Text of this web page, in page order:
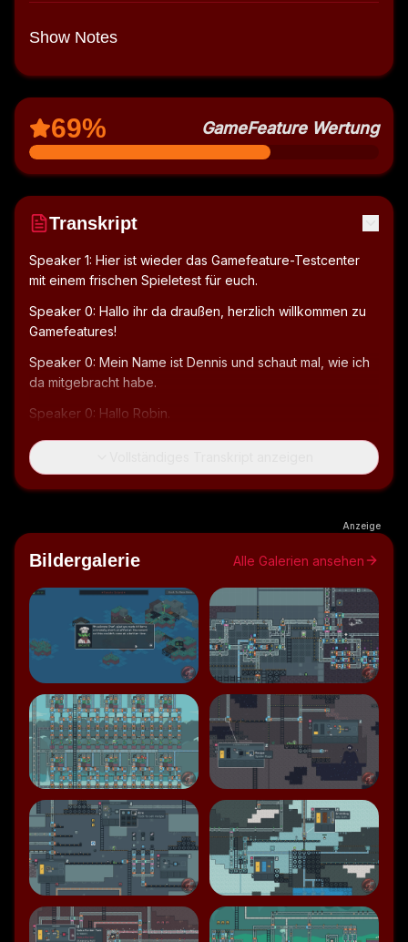
Show Notes
69% GameFeature Wertung
Transkript
Speaker 1: Hier ist wieder das Gamefeature-Testcenter
mit einem frischen Spieletest für euch.
Speaker 0: Hallo ihr da draußen, herzlich willkommen zu
Gamefeatures!
Speaker 0: Mein Name ist Dennis und schaut mal, wie ich
da mitgebracht habe.
Speaker 0: Hallo Robin.
Speaker 1: Hallo Dennis.
Speaker 1: Hallo zusammen.
Speaker 0: Also nicht, eine Simulation mitgebracht.
Speaker 0: Die nennt sich Snectorio Und wenn ich mir so
diese ersten Screenshots anschaue Dann erinnert mich
das so ein bisschen an eine Zwei-D-Pixel-Version von
Satisfactory oder unser Gaccia-Spielarten als Enfield mit
dem Fabriksystem, sag ich jetzt einfach mal.
Speaker 1: Also ja und nein!
Speaker 1: Also du hast es schon direkt den Elefanten
angesprochen?
Speaker 1: Ja, Faktorio kann man sich eigentlich schon
vom Namen her recht schnell denken.
Speaker 1: Snektorio ist aber meiner Meinung nach was
schon anderes.
Speaker 1: Weil es ist für mich eher ein Rätsel- und
Puzzlespiel, als dass ich alles automatisieren muss.
Speaker 1: Alleine der Unterschiede ist halt schon so.
Anzeige
Bildergalerie Alle Galerien ansehen